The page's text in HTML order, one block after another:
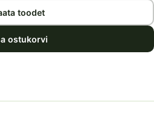
toodet
ostukorvi